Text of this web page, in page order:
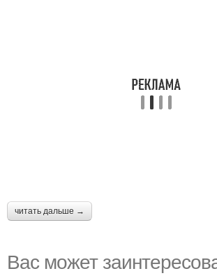
читать дальше →
Вас может